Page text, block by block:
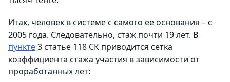
Итак, человек в системе с самого ее основания – с
2005 года. Следовательно, стаж почти 19 лет. В
пункте3 статье 118 СК приводится сетка
коэффициента стажа участия в зависимости от
проработанных лет: